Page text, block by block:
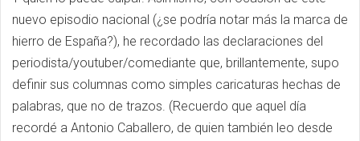
nuevo episodio nacional (¿se podría notar más la marca de
hierro de España?), he recordado las declaraciones del
periodista/youtuber/comediante que, brillantemente, supo
definir sus columnas como simples caricaturas hechas de
palabras, que no de trazos. (Recuerdo que aquel día
recordé a Antonio Caballero, de quien también leo desde